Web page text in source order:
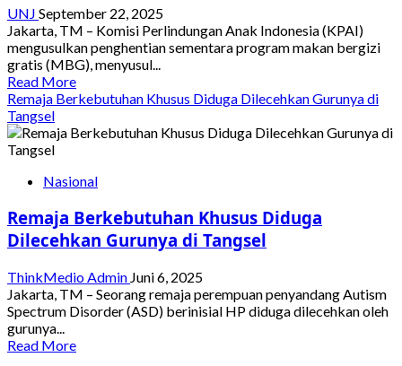
Tewas
Dirundung,
KPAI:
Sekolah
Belum
Jadi
Aman
UNJ September 22, 2025
Jakarta, TM – Komisi Perlindungan Anak Indonesia (KPAI)
mengusulkan penghentian sementara program makan bergizi
gratis (MBG), menyusul...
Read MoreRead
more
KPAI
Dihentikan
Remaja Berkebutuhan Khusus Diduga Dilecehkan Gurunya di
Tangsel
Nasional
Remaja Berkebutuhan Khusus Diduga
Dilecehkan Gurunya di Tangsel
ThinkMedio Admin Juni 6, 2025
Jakarta, TM – Seorang remaja perempuan penyandang Autism
Spectrum Disorder (ASD) berinisial HP diduga dilecehkan oleh
gurunya...
Read MoreRead